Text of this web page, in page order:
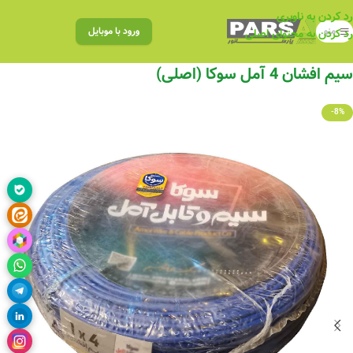
رد کردن به ناوبری
رد کردن به محتوای اصلی
منو ورود با موبایل
سیم افشان 4 آمل سوکا (اصلی)
-8%